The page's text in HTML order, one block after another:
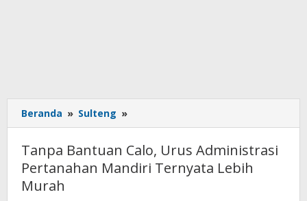
Beranda » Sulteng »
Bantuan
Calo,
Urus
Administrasi
Tanpa Bantuan Calo, Urus Administrasi
Pertanahan Mandiri Ternyata Lebih
Murah